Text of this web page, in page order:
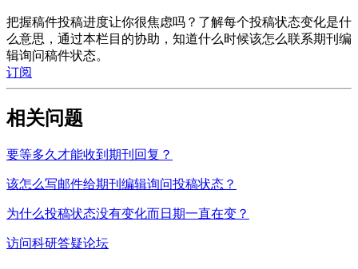
把握稿件投稿进度让你很焦虑吗？了解每个投稿状态变化是什
么意思，通过本栏目的协助，知道什么时候该怎么联系期刊编
辑询问稿件状态。
订阅
相关问题
要等多久才能收到期刊回复？
该怎么写邮件给期刊编辑询问投稿状态？
为什么投稿状态没有变化而日期一直在变？
访问科研答疑论坛